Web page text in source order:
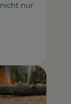
nur